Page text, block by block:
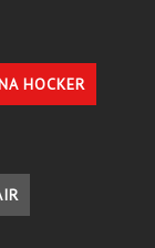
HOCKER